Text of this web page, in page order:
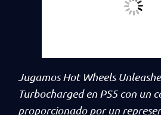
Jugamos Hot Wheels
Turbocharged en PS5 con un
proporcionado por un